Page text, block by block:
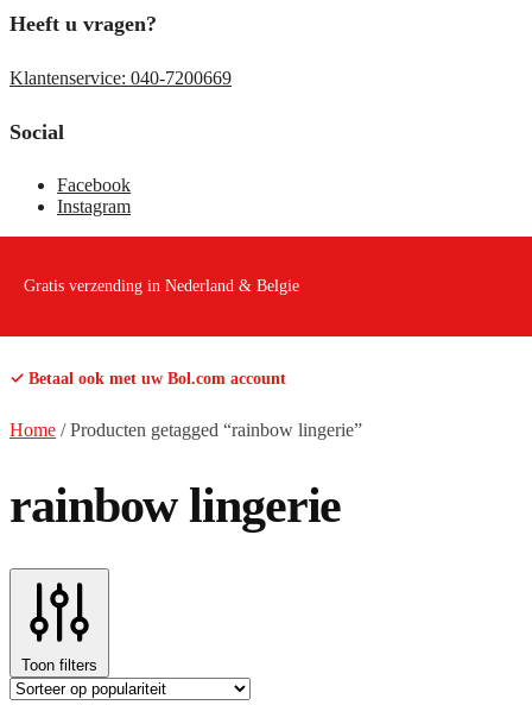
Heeft u vragen?
Klantenservice: 040-7200669
Social
Facebook
Instagram
Gratis verzending in Nederland & Belgie
✓ Betaal ook met uw Bol.com account
Home /Producten getagged “rainbow lingerie”
rainbow lingerie
Toon filters